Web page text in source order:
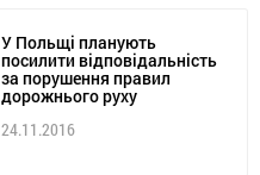
У Польщі планують
посилити відповідальність
за порушення правил
дорожнього руху
24.11.2016